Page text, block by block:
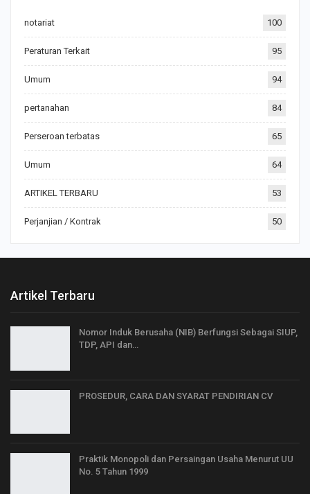
notariat 100
Peraturan Terkait 95
Umum 94
pertanahan 84
Perseroan terbatas 65
Umum 64
ARTIKEL TERBARU 53
Perjanjian / Kontrak 50
Artikel Terbaru
Nomor Induk Berusaha (NIB) Berfungsi Sebagai SIUP,
TDP, API dan…
PROSEDUR, CARA DAN SYARAT PENDIRIAN CV
Praktik Monopoli dan Persaingan Usaha Menurut UU
No. 5 Tahun 1999